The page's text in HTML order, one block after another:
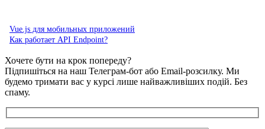
Vue.js для мобильных приложений
Как работает API Endpoint?
Хочете бути на крок попереду?
Підпишіться на наш Телеграм-бот або Email-розсилку. Ми
будемо тримати вас у курсі лише найважливіших подій. Без
спаму.